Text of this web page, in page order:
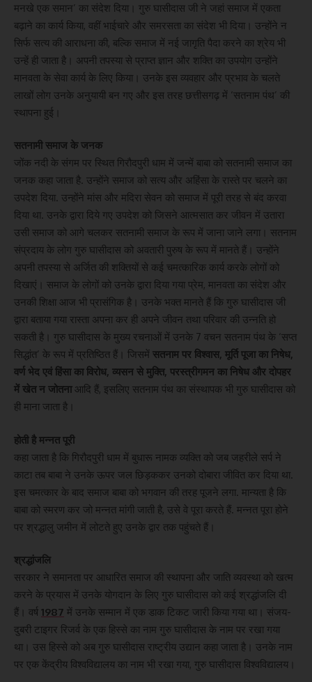
मनखे एक समान’ का संदेश दिया। गुरु घासीदास जी ने जहां समाज में एकता
बढ़ाने का कार्य किया, वहीं भाईचारे और समरसता का संदेश भी दिया। उन्होंने न
सिर्फ सत्य की आराधना की, बल्कि समाज में नई जागृति पैदा करने का श्रेय भी
उन्हें ही जाता है। अपनी तपस्या से प्राप्त ज्ञान और शक्ति का उपयोग उन्होंने
मानवता के सेवा कार्य के लिए किया। उनके इस व्यवहार और प्रभाव के चलते
लाखों लोग उनके अनुयायी बन गए और इस तरह छत्तीसगढ़ में ‘सतनाम पंथ’ की
स्थापना हुई।
सतनामी समाज के जनक
जोंक नदी के संगम पर स्थित गिरौदपुरी धाम में जन्में बाबा को सतनामी समाज का
जनक कहा जाता है. उन्होंने समाज को सत्य और अहिंसा के रास्ते पर चलने का
उपदेश दिया. उन्होंने मांस और मदिरा सेवन को समाज में पूरी तरह से बंद करवा
दिया था. उनके द्वारा दिये गए उपदेश को जिसने आत्मसात कर जीवन में उतारा
उसी समाज को आगे चलकर सतनामी समाज के रूप में जाना जाने लगा। सतनाम
संप्रदाय के लोग गुरु घासीदास को अवतारी पुरुष के रूप में मानते हैं। उन्होंने
अपनी तपस्या से अर्जित की शक्तियों से कई चमत्कारिक कार्य करके लोगों को
दिखाएं। समाज के लोगों को उनके द्वारा दिया गया प्रेम, मानवता का संदेश और
उनकी शिक्षा आज भी प्रासंगिक है। उनके भक्त मानते हैं कि गुरु घासीदास जी
द्वारा बताया गया रास्ता अपना कर ही अपने जीवन तथा परिवार की उन्नति हो
सकती है। गुरु घासीदास के मुख्य रचनाओं में उनके 7 वचन सतनाम पंथ के ‘सप्त
सिद्धांत’ के रूप में प्रतिष्ठित हैं। जिसमें सतनाम पर विश्वास, मूर्ति पूजा का निषेध,
वर्ण भेद एवं हिंसा का विरोध, व्यसन से मुक्ति, परस्त्रीगमन का निषेध और दोपहर
में खेत न जोतनाआदि हैं, इसलिए सतनाम पंथ का संस्थापक भी गुरु घासीदास को
ही माना जाता है।
होती है मन्नत पूरी
कहा जाता है कि गिरौदपुरी धाम में बुधारू नामक व्यक्ति को जब जहरीले सर्प ने
काटा तब बाबा ने उनके ऊपर जल छिड़ककर उनको दोबारा जीवित कर दिया था.
इस चमत्कार के बाद समाज बाबा को भगवान की तरह पूजने लगा. मान्यता है कि
बाबा को स्मरण कर जो मन्नत मांगी जाती है, उसे वे पूरा करते हैं. मन्नत पूरा होने
पर श्रद्धालु जमीन में लोटते हुए उनके द्वार तक पहुंचते हैं।
श्रद्धांजलि
सरकार ने समानता पर आधारित समाज की स्थापना और जाति व्यवस्था को खत्म
करने के प्रयास में उनके योगदान के लिए गुरु घासीदास को कई श्रद्धांजलि दी
हैं। वर्ष 1987 में उनके सम्मान में एक डाक टिकट जारी किया गया था। संजय-
दुबरी टाइगर रिजर्व के एक हिस्से का नाम गुरु घासीदास के नाम पर रखा गया
था। उस हिस्से को अब गुरु घासीदास राष्ट्रीय उद्यान कहा जाता है। उनके नाम
पर एक केंद्रीय विश्वविद्यालय का नाम भी रखा गया, गुरु घासीदास विश्वविद्यालय।